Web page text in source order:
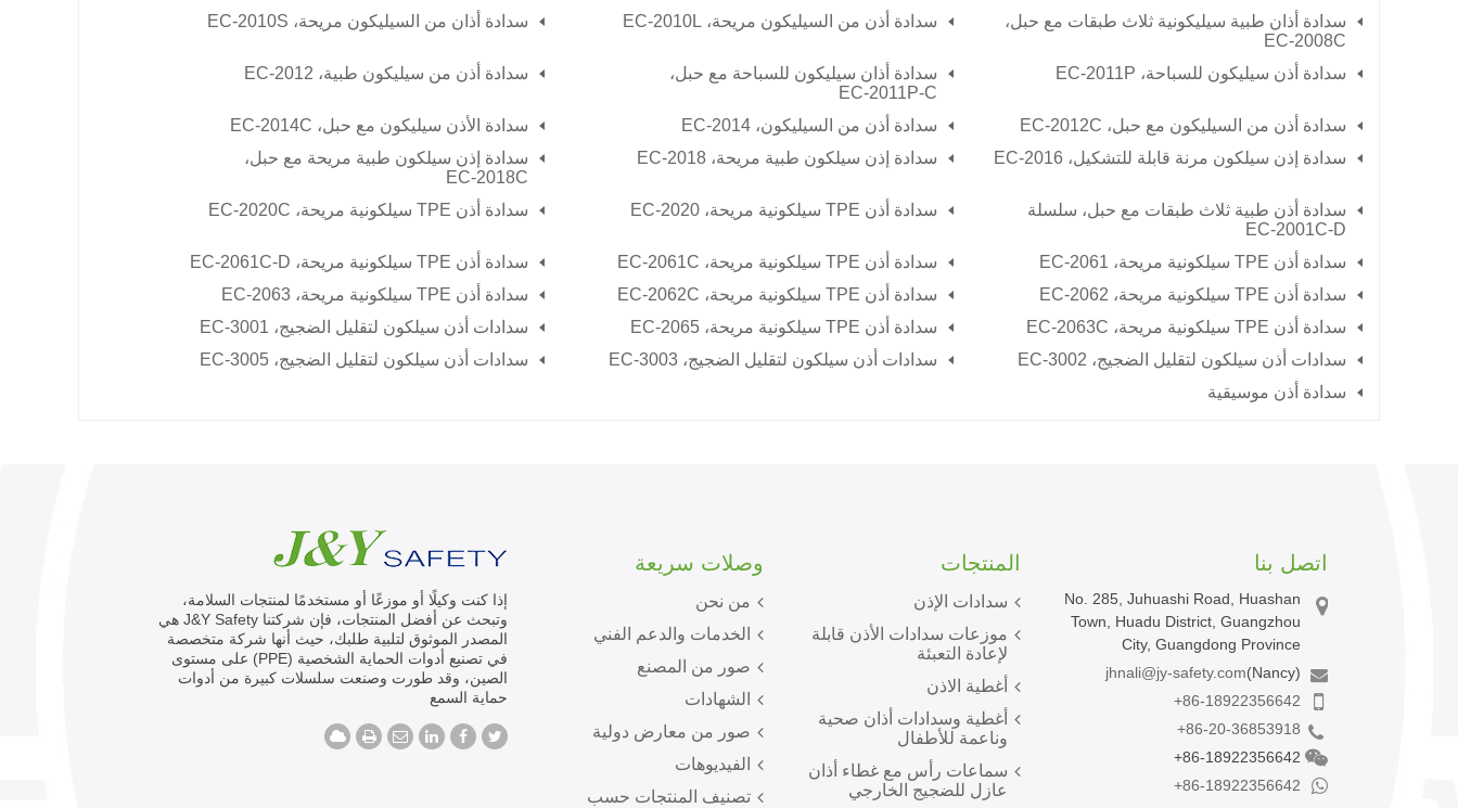
سدادة أذان طبية سيليكونية ثلاث طبقات مع حبل،
EC-2008C
سدادة أذن من السيليكون مريحة، EC-2010L سدادة أذان من السيليكون مريحة، EC-2010S
سدادة أذن سيليكون للسباحة، EC-2011P
سدادة أذان سيليكون للسباحة مع حبل،
EC-2011P-C
سدادة أذن من سيليكون طبية، EC-2012
سدادة أذن من السيليكون مع حبل، EC-2012C سدادة أذن من السيليكون، EC-2014 سدادة الأذن سيليكون مع حبل، EC-2014C
سدادة إذن سيلكون مرنة قابلة للتشكيل، EC-2016 سدادة إذن سيلكون طبية مريحة، EC-2018
سدادة إذن سيلكون طبية مريحة مع حبل،
EC-2018C
سدادة أذن طبية ثلاث طبقات مع حبل، سلسلة
EC-2001C-D
سدادة أذن TPE سيلكونية مريحة، EC-2020 سدادة أذن TPE سيلكونية مريحة، EC-2020C
سدادة أذن TPE سيلكونية مريحة، EC-2061 سدادة أذن TPE سيلكونية مريحة، EC-2061C
سدادة أذن TPE سيلكونية مريحة، EC-2061C-D
سدادة أذن TPE سيلكونية مريحة، EC-2062
سدادة أذن TPE سيلكونية مريحة، EC-2062C
سدادة أذن TPE سيلكونية مريحة، EC-2063
سدادة أذن TPE سيلكونية مريحة، EC-2063C
سدادة أذن TPE سيلكونية مريحة، EC-2065
سدادات أذن سيلكون لتقليل الضجيج، EC-3001
سدادات أذن سيلكون لتقليل الضجيج، EC-3002
سدادات أذن سيلكون لتقليل الضجيج، EC-3003
سدادات أذن سيلكون لتقليل الضجيج، EC-3005
سدادة أذن موسيقية
إذا كنت وكيلًا أو موزعًا أو مستخدمًا لمنتجات السلامة،
وتبحث عن أفضل المنتجات، فإن شركتنا J&Y Safety هي
المصدر الموثوق لتلبية طلبك، حيث أنها شركة متخصصة
في تصنيع أدوات الحماية الشخصية (PPE) على مستوى
الصين، وقد طورت وصنعت سلسلات كبيرة من أدوات
حماية السمع
وصلات سريعة
من نحن
الخدمات والدعم الفني
صور من المصنع
الشهادات
صور من معارض دولية
الفيديوهات
تصنيف المنتجات حسب
المنتجات
سدادات الإذن
موزعات سدادات الأذن قابلة
لإعادة التعبئة
أغطية الاذن
أغطية وسدادات أذان صحية
وناعمة للأطفال
سماعات رأس مع غطاء أذان
عازل للضجيج الخارجي
اتصل بنا
No. 285, Juhuashi Road, Huashan
Town, Huadu District, Guangzhou
City, Guangdong Province
jhnali@jy-safety.com(Nancy)
+86-18922356642
+86-20-36853918
+86-18922356642
+86-18922356642